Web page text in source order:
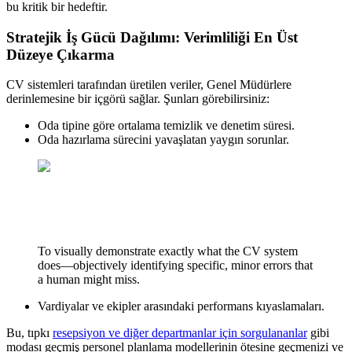
bu kritik bir hedeftir.
Stratejik İş Gücü Dağılımı: Verimliliği En Üst
Düzeye Çıkarma
CV sistemleri tarafından üretilen veriler, Genel Müdürlere
derinlemesine bir içgörü sağlar. Şunları görebilirsiniz:
Oda tipine göre ortalama temizlik ve denetim süresi.
Oda hazırlama sürecini yavaşlatan yaygın sorunlar.
To visually demonstrate exactly what the CV system
does—objectively identifying specific, minor errors that
a human might miss.
Vardiyalar ve ekipler arasındaki performans kıyaslamaları.
Bu, tıpkı resepsiyon ve diğer departmanlar için sorgulananlargibi
modası geçmiş personel planlama modellerinin ötesine geçmenizi ve